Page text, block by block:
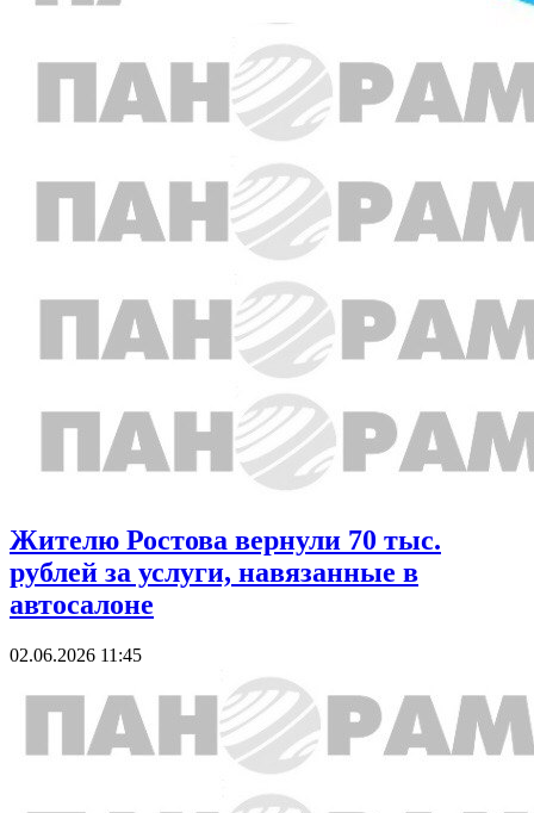
Жителю Ростова вернули 70 тыс.
рублей за услуги, навязанные в
автосалоне
02.06.2026 11:45